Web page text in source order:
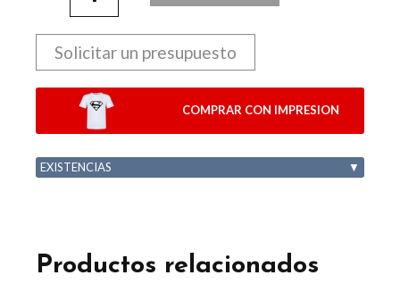
Solicitar un presupuesto
COMPRAR CON IMPRESION
EXISTENCIAS ▼
Productos relacionados